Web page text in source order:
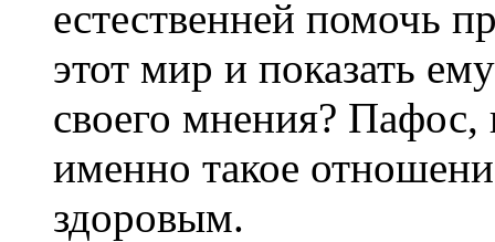
естественней помочь
этот мир и показать
своего мнения? Пафос,
именно такое
здоровым.